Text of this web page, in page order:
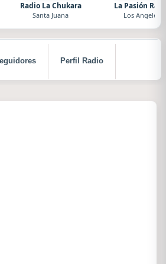
Radio La Chukara
Santa Juana
La Pasión
Los Angeles
Perfil Radio